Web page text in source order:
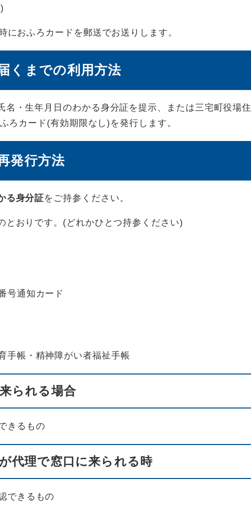
におふろカードを郵送でお送りします。
くまでの利用方法
名・生年月日のわかる身分証を提示、または三宅町役場住
ろカード(有効期限なし)を発行します。
発行方法
る身分証をご持参ください。
とおりです。(どれかひとつ持参ください)
号通知カード
手帳・精神障がい者福祉手帳
られる場合
きるもの
代理で窓口に来られる時
できるもの